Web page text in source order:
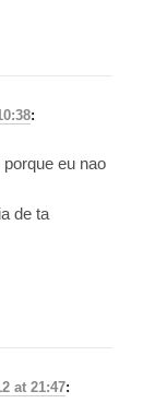
:
eu nao
de ta
at 21:47: